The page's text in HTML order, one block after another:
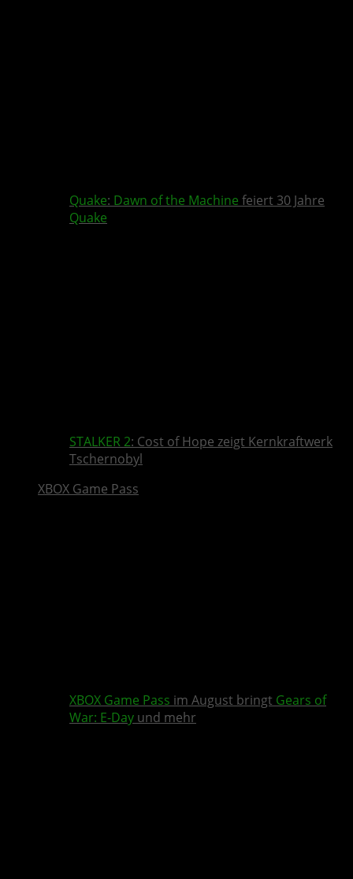
Quake: Dawn of the Machine feiert 30 Jahre
Quake
STALKER 2: Cost of Hope zeigt Kernkraftwerk
Tschernobyl
XBOX Game Pass
XBOX Game Pass im August bringt Gears of
War: E-Day und mehr